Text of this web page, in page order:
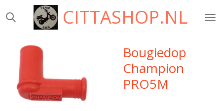
direct
hoofdinhoud
CITTASHOP.NL
Bougiedop
Champion
PRO5M